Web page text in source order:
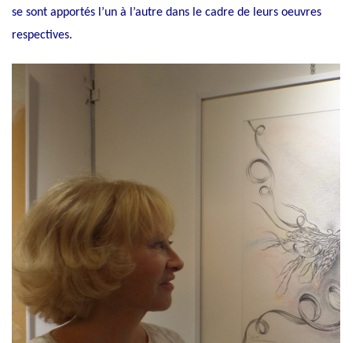
se sont apportés l’un à l’autre dans le cadre de leurs oeuvres
respectives.